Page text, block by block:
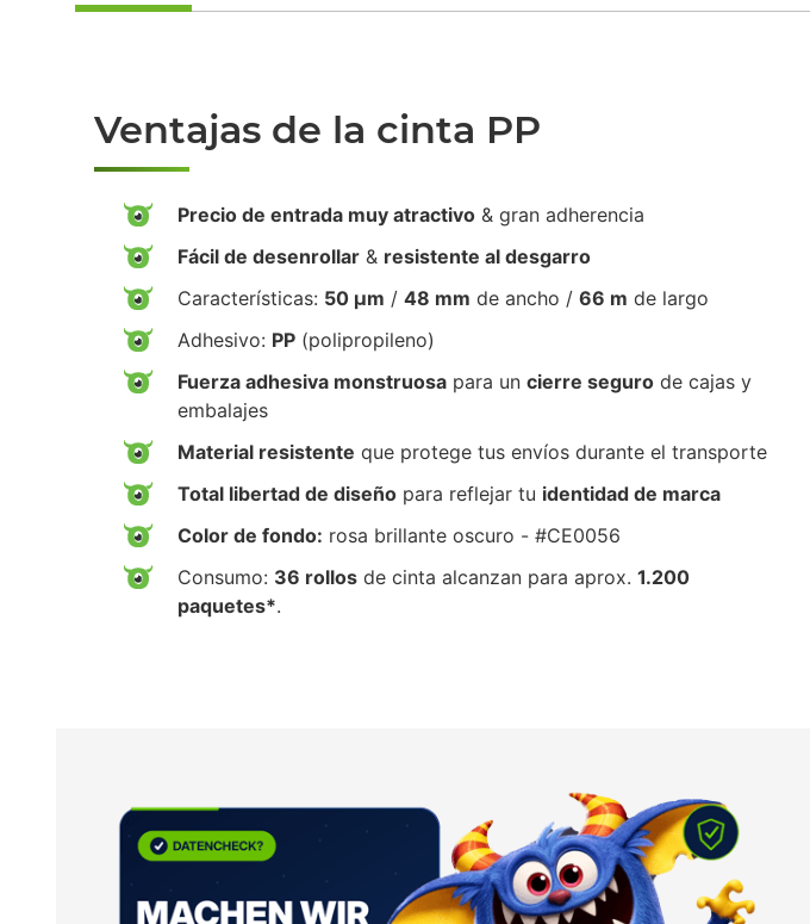
Ventajas de la cinta PP
Precio de entrada muy atractivo & gran adherencia
Fácil de desenrollar & resistente al desgarro
Características: 50 µm / 48 mm de ancho / 66 m de largo
Adhesivo: PP (polipropileno)
Fuerza adhesiva monstruosa para un cierre seguro de cajas y
embalajes
Material resistente que protege tus envíos durante el transporte
Total libertad de diseño para reflejar tu identidad de marca
Color de fondo: rosa brillante oscuro - #CE0056
Consumo: 36 rollos de cinta alcanzan para aprox. 1.200
paquetes*.